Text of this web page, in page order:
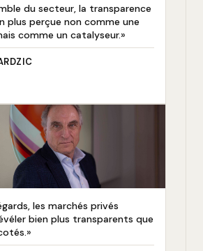
du secteur, la transparence
plus perçue non comme une
comme un catalyseur.»
les marchés privés
bien plus transparents que